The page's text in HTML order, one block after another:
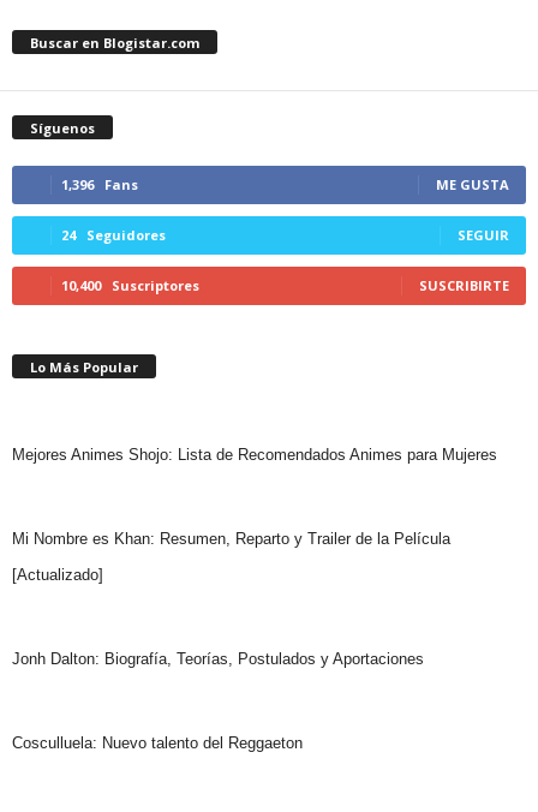
Buscar en Blogistar.com
Síguenos
1,396 Fans ME GUSTA
24 Seguidores SEGUIR
10,400 Suscriptores SUSCRIBIRTE
Lo Más Popular
Mejores Animes Shojo: Lista de Recomendados Animes para Mujeres
Mi Nombre es Khan: Resumen, Reparto y Trailer de la Película
[Actualizado]
Jonh Dalton: Biografía, Teorías, Postulados y Aportaciones
Cosculluela: Nuevo talento del Reggaeton